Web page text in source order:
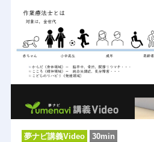
夢ナビ講義Video 30min